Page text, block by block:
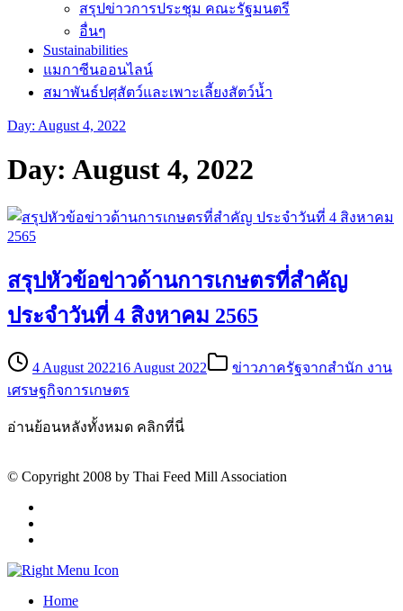
สรุปข่าวการประชุม คณะรัฐมนตรี
อื่นๆ
Sustainabilities
แมกาซีนออนไลน์
สมาพันธ์ปศุสัตว์และเพาะเลี้ยงสัตว์น้ำ
Day: August 4, 2022
Day: August 4, 2022
สรุปหัวข้อข่าวด้านการเกษตรที่สำคัญ
ประจำวันที่ 4 สิงหาคม 2565
4 August 202216 August 2022
ข่าวภาครัฐจากสำนัก งาน
เศรษฐกิจการเกษตร
อ่านย้อนหลังทั้งหมด คลิกที่นี่
© Copyright 2008 by Thai Feed Mill Association
Home